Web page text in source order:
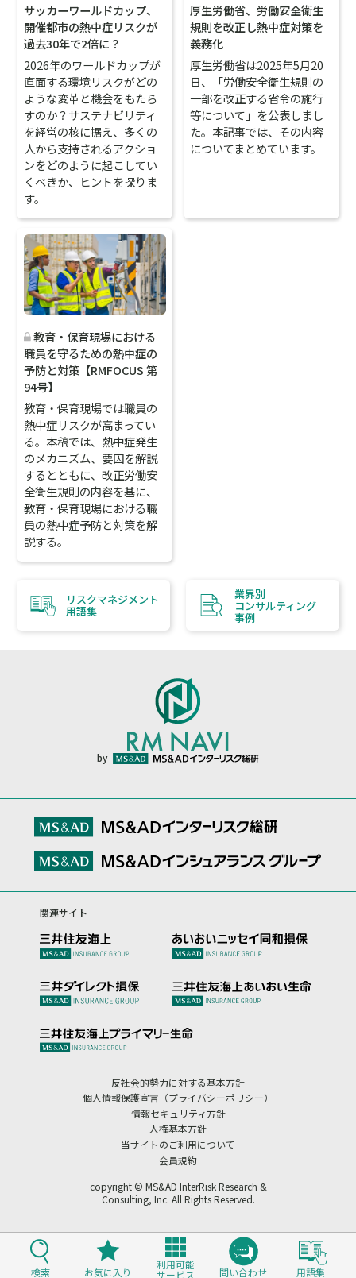
検索 お気に入り
利用可能
サービス 問い合わせ 用語集
サッカーワールドカップ、
開催都市の熱中症リスクが
過去30年で2倍に？
2026年のワールドカップが
直面する環境リスクがどの
ような変革と機会をもたら
すのか？サステナビリティ
を経営の核に据え、多くの
人から支持されるアクショ
ンをどのように起こしてい
くべきか、ヒントを探りま
す。
厚生労働省、労働安全衛生
規則を改正し熱中症対策を
義務化
厚生労働省は2025年5月20
日、「労働安全衛生規則の
一部を改正する省令の施行
等について」を公表しまし
た。本記事では、その内容
についてまとめています。
教育・保育現場における
職員を守るための熱中症の
予防と対策【RMFOCUS 第
94号】
教育・保育現場では職員の
熱中症リスクが高まってい
る。本稿では、熱中症発生
のメカニズム、要因を解説
するとともに、改正労働安
全衛生規則の内容を基に、
教育・保育現場における職
員の熱中症予防と対策を解
説する。
リスクマネジメント
用語集
業界別
コンサルティング
事例
by
関連サイト
反社会的勢力に対する基本方針
個人情報保護宣言（プライバシーポリシー）
情報セキュリティ方針
人権基本方針
当サイトのご利用について
会員規約
copyright © MS&AD InterRisk Research &
Consulting, Inc. All Rights Reserved.